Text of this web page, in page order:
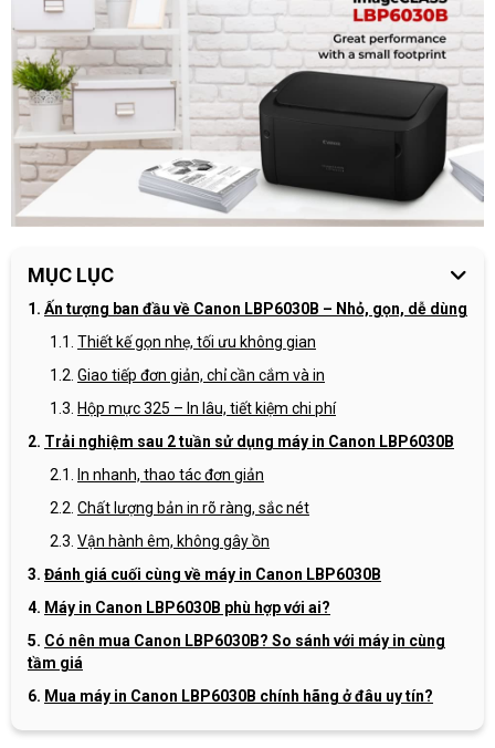
MỤC LỤC
Ấn tượng ban đầu về Canon LBP6030B – Nhỏ, gọn, dễ dùng
Thiết kế gọn nhẹ, tối ưu không gian
Giao tiếp đơn giản, chỉ cần cắm và in
Hộp mực 325 – In lâu, tiết kiệm chi phí
Trải nghiệm sau 2 tuần sử dụng máy in Canon LBP6030B
In nhanh, thao tác đơn giản
Chất lượng bản in rõ ràng, sắc nét
Vận hành êm, không gây ồn
Đánh giá cuối cùng về máy in Canon LBP6030B
Máy in Canon LBP6030B phù hợp với ai?
Có nên mua Canon LBP6030B? So sánh với máy in cùng
tầm giá
Mua máy in Canon LBP6030B chính hãng ở đâu uy tín?